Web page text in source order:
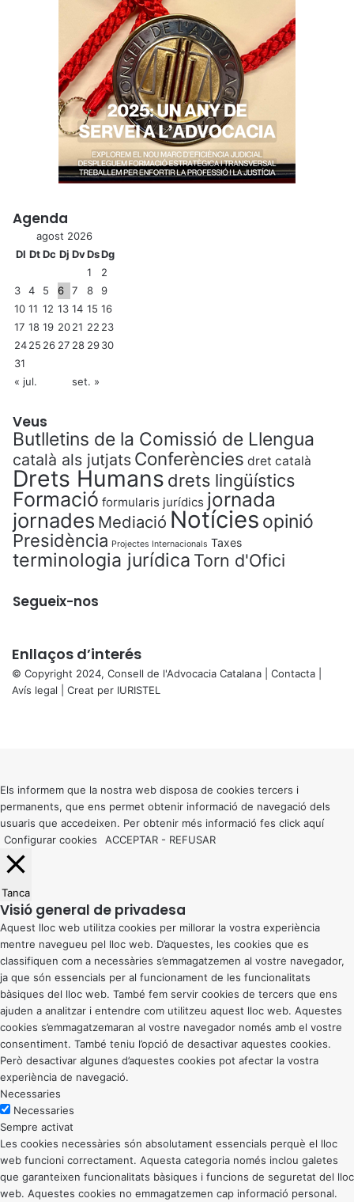
Agenda
agost 2026
Dl DtDc Dj DvDsDg
1
2
3
4 5 6 7 8
9
10 11 12 13 14 15 16
17 18 19 2021 22 23
2425 26 27 28 2930
31
« jul.
set. »
Veus
Butlletins de la Comissió de Llengua
català als jutjats Conferències dret català
Drets Humans drets lingüístics
Formació formularis jurídics jornada
jornades Mediació Notícies opinió
Presidència Projectes Internacionals Taxes
terminologia jurídica Torn d'Ofici
Segueix-nos
Enllaços d’interés
© Copyright 2024, Consell de l'Advocacia Catalana | Contacta
Avís legal | Creat per IURISTEL
button
Els informem que la nostra web disposa de cookies tercers i
permanents, que ens permet obtenir informació de navegació dels
usuaris que accedeixen. Per obtenir més informació fes click aquí
Configurar cookies
ACCEPTAR - REFUSAR
Tanca
Visió general de privadesa
Aquest lloc web utilitza cookies per millorar la vostra experiència
mentre navegueu pel lloc web. D’aquestes, les cookies que es
classifiquen com a necessàries s’emmagatzemen al vostre navegador,
ja que són essencials per al funcionament de les funcionalitats
bàsiques del lloc web. També fem servir cookies de tercers que ens
ajuden a analitzar i entendre com utilitzeu aquest lloc web. Aquestes
cookies s’emmagatzemaran al vostre navegador només amb el vostre
consentiment. També teniu l’opció de desactivar aquestes cookies.
Però desactivar algunes d’aquestes cookies pot afectar la vostra
experiència de navegació.
Necessaries
Necessaries
Sempre activat
Les cookies necessàries són absolutament essencials perquè el lloc
web funcioni correctament. Aquesta categoria només inclou galetes
que garanteixen funcionalitats bàsiques i funcions de seguretat del lloc
web. Aquestes cookies no emmagatzemen cap informació personal.